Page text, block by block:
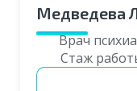
Медведева
Врач
Стаж